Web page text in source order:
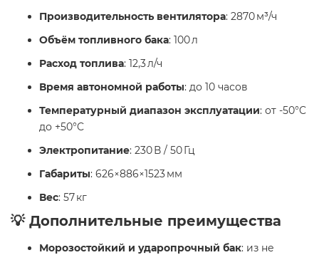
Производительность вентилятора: 2870 м³/ч
Объём топливного бака: 100 л
Расход топлива: 12,3 л/ч
Время автономной работы: до 10 часов
Температурный диапазон эксплуатации: от -50°C
до +50°C
Электропитание: 230 В / 50 Гц
Габариты: 626×886×1523 мм
Вес: 57 кг
💡 Дополнительные преимущества
Морозостойкий и ударопрочный бак: из не